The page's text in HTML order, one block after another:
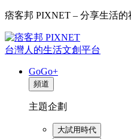
痞客邦 PIXNET – 分享生活的
台灣人的生活文創平台
GoGo+
頻道
主題企劃
大試用時代